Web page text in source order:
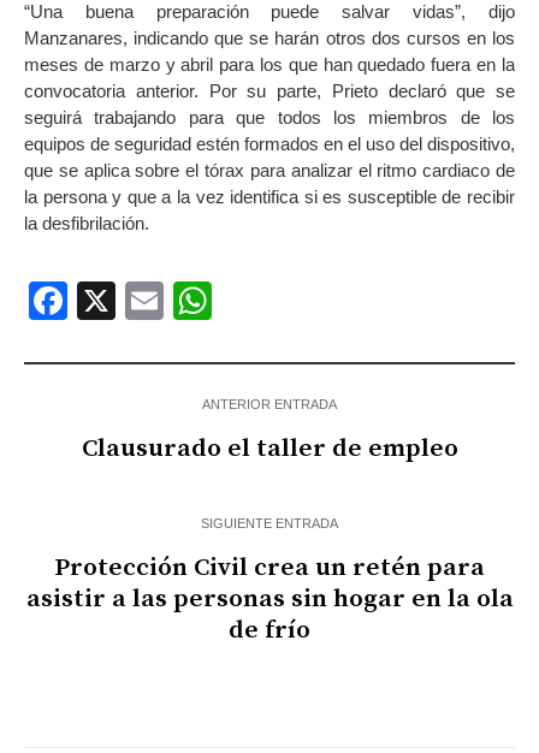
“Una buena preparación puede salvar vidas”, dijo
Manzanares, indicando que se harán otros dos cursos en los
meses de marzo y abril para los que han quedado fuera en la
convocatoria anterior. Por su parte, Prieto declaró que se
seguirá trabajando para que todos los miembros de los
equipos de seguridad estén formados en el uso del dispositivo,
que se aplica sobre el tórax para analizar el ritmo cardiaco de
la persona y que a la vez identifica si es susceptible de recibir
la desfibrilación.
Facebook
X Email
ANTERIOR ENTRADA
Clausurado el taller de empleo
SIGUIENTE ENTRADA
Protección Civil crea un retén para
asistir a las personas sin hogar en la ola
de frío